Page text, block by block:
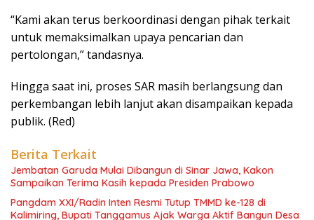
“Kami akan terus berkoordinasi dengan pihak terkait
untuk memaksimalkan upaya pencarian dan
pertolongan,” tandasnya.
Hingga saat ini, proses SAR masih berlangsung dan
perkembangan lebih lanjut akan disampaikan kepada
publik. (Red)
Berita Terkait
Jembatan Garuda Mulai Dibangun di Sinar Jawa, Kakon
Sampaikan Terima Kasih kepada Presiden Prabowo
Pangdam XXI/Radin Inten Resmi Tutup TMMD ke-128 di
Kalimiring, Bupati Tanggamus Ajak Warga Aktif Bangun Desa